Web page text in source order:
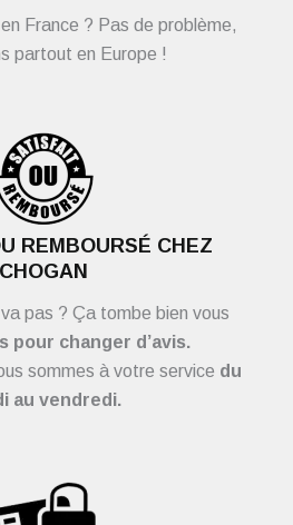
France ? Pas de problème,
partout en Europe !
REMBOURSÉ CHEZ
CHOGAN
pas ? Ça tombe bien vous
pour changer d’avis.
sommes à votre service du
au vendredi.